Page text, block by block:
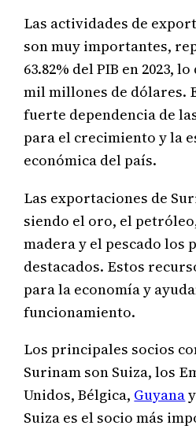
Las actividades de
son muy importantes,
63.82% del PIB en 2023,
mil millones de dólares.
fuerte dependencia de
para el crecimiento y la
económica del país.
Las exportaciones de
siendo el oro, el
madera y el pescado los
destacados. Estos
para la economía y
funcionamiento.
Los principales socios
Surinam son Suiza, los
Unidos, Bélgica, Guyana
Suiza es el socio más